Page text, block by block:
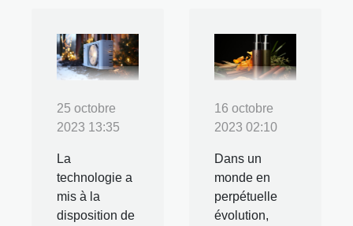
25 octobre
2023 13:35
La
technologie a
mis à la
disposition de
16 octobre
2023 02:10
Dans un
monde en
perpétuelle
évolution,